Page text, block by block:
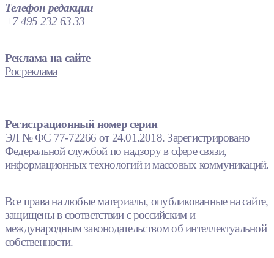
Телефон редакции
+7 495 232 63 33
Реклама на сайте
Росреклама
Регистрационный номер серии
ЭЛ № ФС 77-72266 от 24.01.2018. Зарегистрировано
Федеральной службой по надзору в сфере связи,
информационных технологий и массовых коммуникаций.
Все права на любые материалы, опубликованные на сайте,
защищены в соответствии с российским и
международным законодательством об интеллектуальной
собственности.